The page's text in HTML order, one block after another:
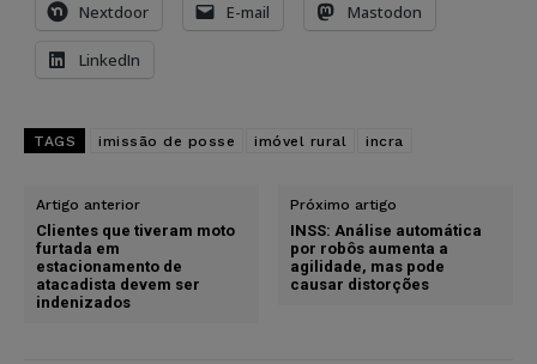
Nextdoor E-mail Mastodon
LinkedIn
TAGS imissão de posse imóvel rural incra
Artigo anterior
Clientes que tiveram moto
furtada em
estacionamento de
atacadista devem ser
indenizados
Próximo artigo
INSS: Análise automática
por robôs aumenta a
agilidade, mas pode
causar distorções